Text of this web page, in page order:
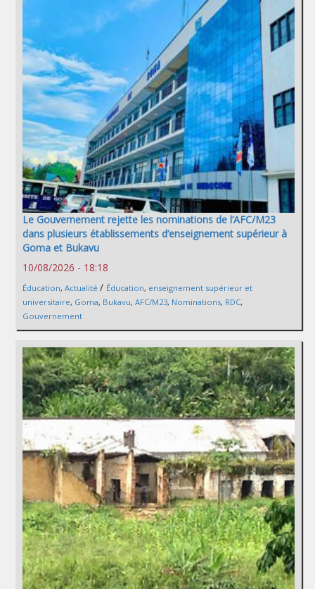
Le Gouvernement rejette les nominations de l’AFC/M23
dans plusieurs établissements d’enseignement supérieur à
Goma et Bukavu
10/08/2026 - 18:18
Éducation, Actualité / Éducation, enseignement supérieur et
universitaire, Goma, Bukavu, AFC/M23, Nominations, RDC,
Gouvernement